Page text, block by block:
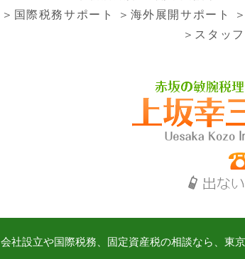
＞国際税務サポート
＞海外展開サポート
＞スタッ
会社設立や国際税務、固定資産税の相談なら、東